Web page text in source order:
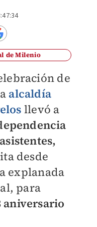
de Milenio
de
alcaldía
llevó a
desde
explanada
para
aniversario